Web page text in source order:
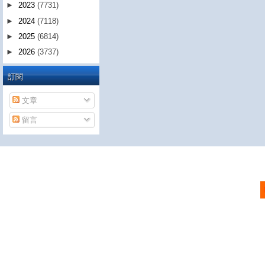
► 2023 (7731)
► 2024 (7118)
► 2025 (6814)
► 2026 (3737)
訂閱
文章
留言